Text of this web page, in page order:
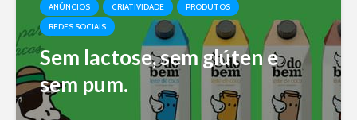
ANÚNCIOS CRIATIVIDADE
PRODUTOS
REDES SOCIAIS
Sem lactose, sem glúten e
sem pum.